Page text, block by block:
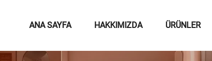
ANA SAYFA HAKKIMIZDA ÜRÜNLER